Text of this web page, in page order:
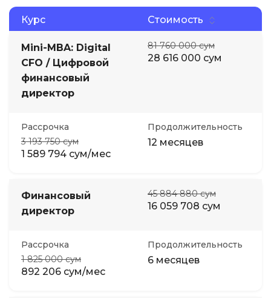
Курс Стоимость
Mini-MBA: Digital
CFO / Цифровой
финансовый
директор
81 760 000 сум
28 616 000 сум
Рассрочка
3 193 750 сум
1 589 794 сум/мес
Продолжительность
12 месяцев
Финансовый
директор
45 884 880 сум
16 059 708 сум
Рассрочка
1 825 000 сум
892 206 сум/мес
Продолжительность
6 месяцев